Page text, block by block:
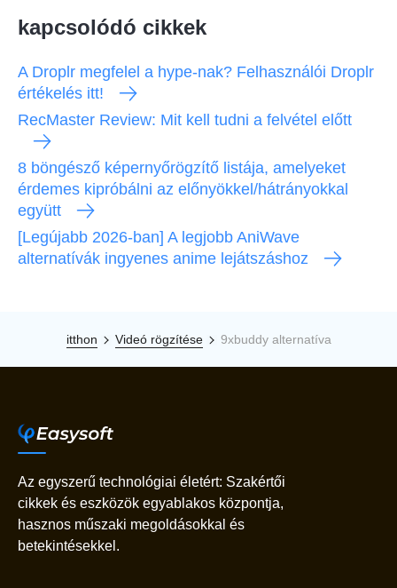
kapcsolódó cikkek
A Droplr megfelel a hype-nak? Felhasználói Droplr
értékelés itt!
RecMaster Review: Mit kell tudni a felvétel előtt
8 böngésző képernyőrögzítő listája, amelyeket
érdemes kipróbálni az előnyökkel/hátrányokkal
együtt
[Legújabb 2026-ban] A legjobb AniWave
alternatívák ingyenes anime lejátszáshoz
itthon Videó rögzítése 9xbuddy alternatíva
Az egyszerű technológiai életért: Szakértői
cikkek és eszközök egyablakos központja,
hasznos műszaki megoldásokkal és
betekintésekkel.